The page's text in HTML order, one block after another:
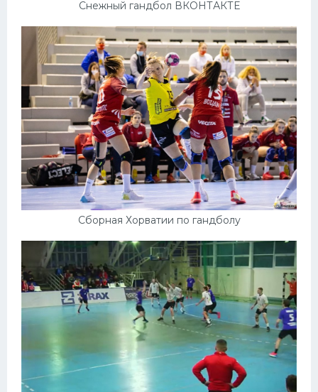
Снежный гандбол ВКОНТАКТЕ
Сборная Хорватии по гандболу